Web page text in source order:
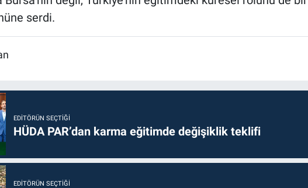
serdi.
EDITÖRÜN SEÇTIĞI
HÜDA PAR’dan karma eğitimde değişiklik teklifi
EDITÖRÜN SEÇTIĞI